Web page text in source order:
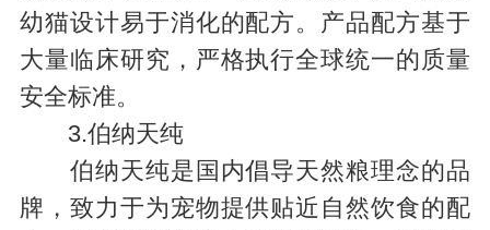
幼猫设计易于消化的配方。产品配方基于
大量临床研究，严格执行全球统一的质量
安全标准。
3.伯纳天纯
伯纳天纯是国内倡导天然粮理念的品
牌，致力于为宠物提供贴近自然饮食的配